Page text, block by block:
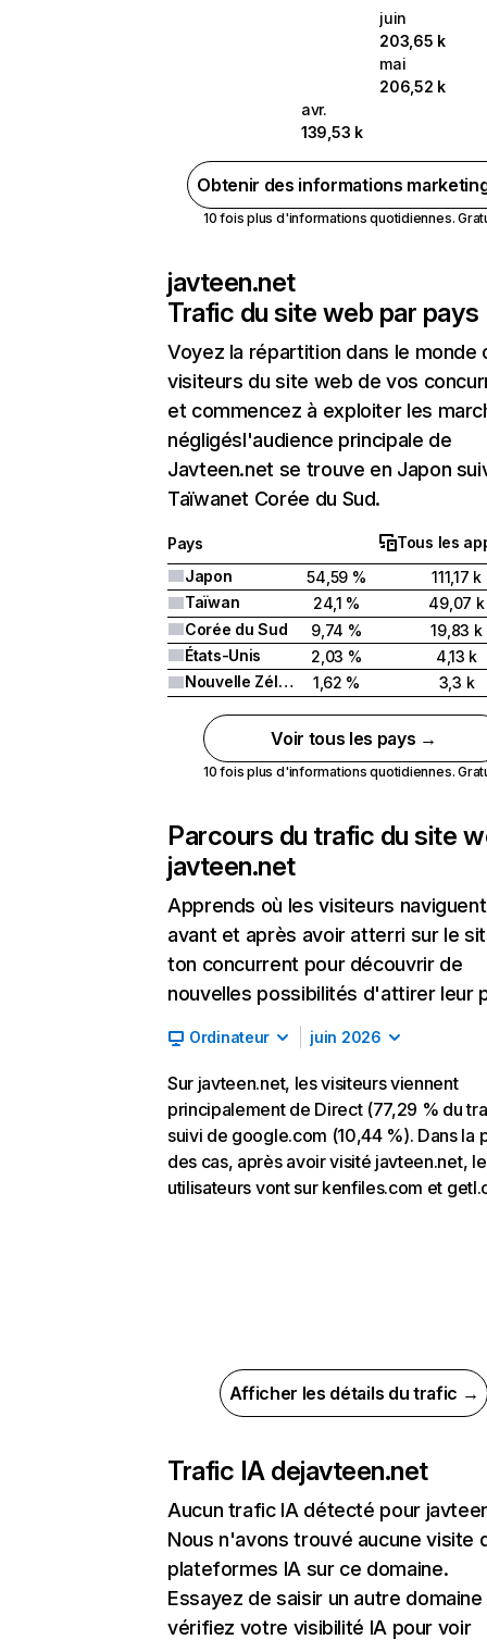
juin
203,65 k
mai
206,52 k
avr.
139,53 k
Obtenir des informations
10 fois plus d'informations quotidiennes.
javteen.net
Trafic du site web par pays
Voyez la répartition dans le monde
visiteurs du site web de vos
et commencez à exploiter les
négligésl'audience principale de
Javteen.net se trouve en Japon
Taïwanet Corée du Sud.
Pays
Tous les
Japon
54,59 %
111,17 k
Taïwan
24,1 %
49,07 k
Corée du Sud
9,74 %
19,83 k
États-Unis
2,03 %
4,13 k
Nouvelle Zélande
1,62 % 3,3 k
Voir tous les pays →
10 fois plus d'informations quotidiennes.
Parcours du trafic du site
javteen.net
Apprends où les visiteurs naviguent
avant et après avoir atterri sur le
ton concurrent pour découvrir de
nouvelles possibilités d'attirer leur
Ordinateur juin 2026
Sur javteen.net, les visiteurs viennent
principalement de Direct (77,29 % du
suivi de google.com (10,44 %). Dans la
des cas, après avoir visité javteen.net,
utilisateurs vont sur kenfiles.com et
Afficher les détails du trafic →
Trafic IA dejavteen.net
Aucun trafic IA détecté pour
Nous n'avons trouvé aucune visite
plateformes IA sur ce domaine.
Essayez de saisir un autre domaine
vérifiez votre visibilité IA pour voir